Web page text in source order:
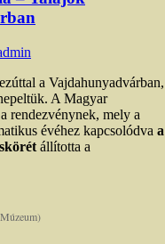
a Vajdahunyadvárban,
A Magyar
rendezvénynek, mely a
évéhez kapcsolódva a
állította a